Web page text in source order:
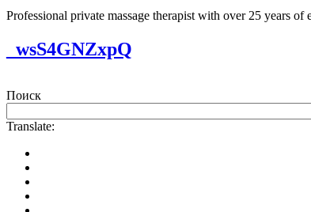
Professional private massage therapist with over 25 years
_wsS4GNZxpQ
Поиск
Translate: